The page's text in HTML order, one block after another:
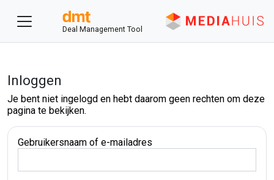
Deal Management Tool
Inloggen
Je bent niet ingelogd en hebt daarom geen rechten om deze
pagina te bekijken.
Gebruikersnaam of e-mailadres